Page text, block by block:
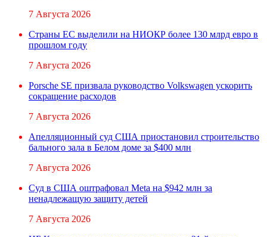
7 Августа 2026
Страны ЕС выделили на НИОКР более 130 млрд евро в
прошлом году
7 Августа 2026
Porsche SE призвала руководство Volkswagen ускорить
сокращение расходов
7 Августа 2026
Апелляционный суд США приостановил строительство
бального зала в Белом доме за $400 млн
7 Августа 2026
Суд в США оштрафовал Meta на $942 млн за
ненадлежащую защиту детей
7 Августа 2026